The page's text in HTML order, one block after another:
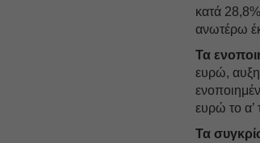
κατά
ανωτέρω
Τα
ευρώ,
ευρώ το α’
Τα